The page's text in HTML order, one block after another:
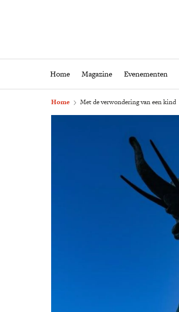
Home Magazine Evenementen
Home Magazine
Home Met de verwondering van een kind